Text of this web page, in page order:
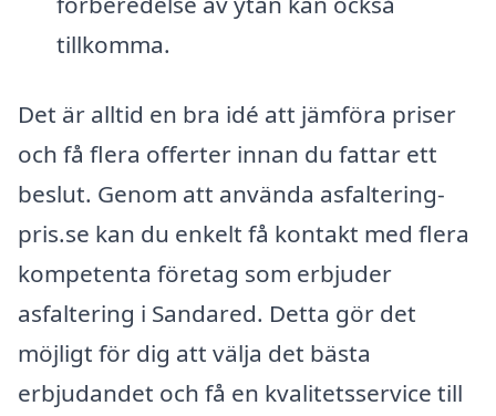
tillkomma.
Det är alltid en bra idé att jämföra priser
och få flera offerter innan du fattar ett
beslut. Genom att använda asfaltering-
pris.se kan du enkelt få kontakt med flera
kompetenta företag som erbjuder
asfaltering i Sandared. Detta gör det
möjligt för dig att välja det bästa
erbjudandet och få en kvalitetsservice till